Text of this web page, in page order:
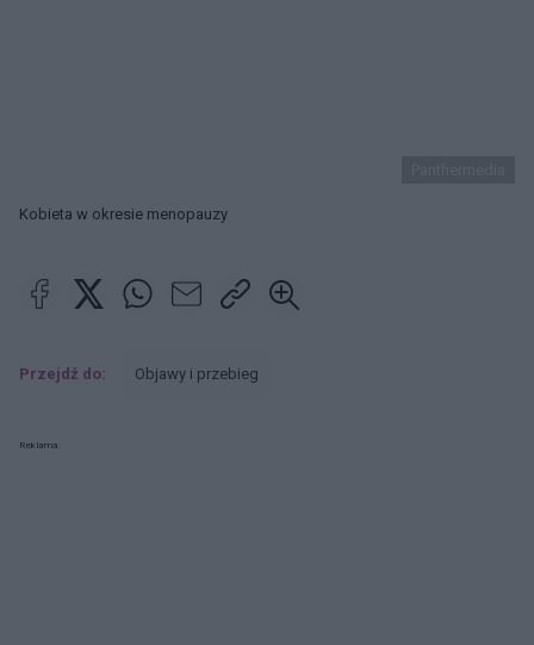
Kobieta w okresie menopauzy
Przejdź do: Objawy i przebieg
Reklama: